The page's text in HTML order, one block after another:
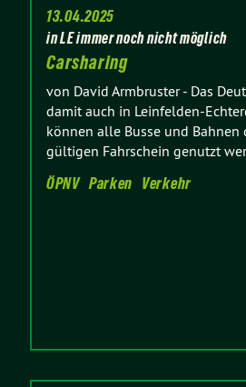
13.04.2025
in LE immer noch nicht möglich
Carsharing
von David Armbruster- Das
damit auch in Leinfelden-
können alle Busse und
gültigen Fahrschein genutzt
ÖPNV Parken Verkehr